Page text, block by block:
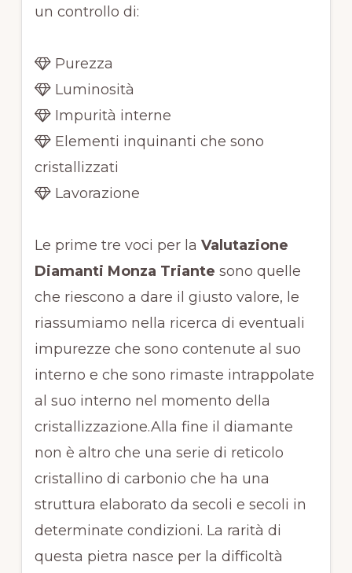
un controllo di:
Purezza
Luminosità
Impurità interne
Elementi inquinanti che sono
cristallizzati
Lavorazione
Le prime tre voci per la Valutazione
Diamanti Monza Triante sono quelle
che riescono a dare il giusto valore, le
riassumiamo nella ricerca di eventuali
impurezze che sono contenute al suo
interno e che sono rimaste intrappolate
al suo interno nel momento della
cristallizzazione.Alla fine il diamante
non è altro che una serie di reticolo
cristallino di carbonio che ha una
struttura elaborato da secoli e secoli in
determinate condizioni. La rarità di
questa pietra nasce per la difficoltà